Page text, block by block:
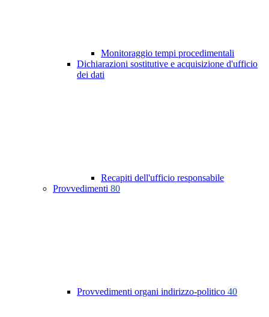
Monitoraggio tempi procedimentali
Dichiarazioni sostitutive e acquisizione d'ufficio
dei dati
Recapiti dell'ufficio responsabile
Provvedimenti 80
Provvedimenti organi indirizzo-politico 40